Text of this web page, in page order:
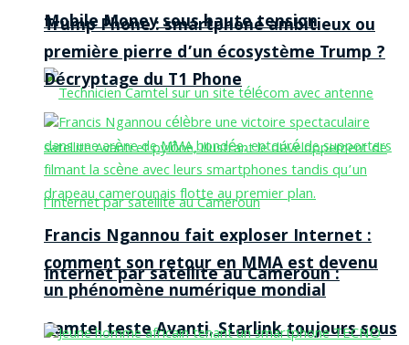
Mobile Money sous haute tension
Internet par satellite au Cameroun :
Camtel teste Avanti, Starlink toujours sous
Trump Phone : smartphone ambitieux ou
première pierre d’un écosystème Trump ?
Décryptage du T1 Phone
Francis Ngannou fait exploser Internet :
comment son retour en MMA est devenu
un phénomène numérique mondial